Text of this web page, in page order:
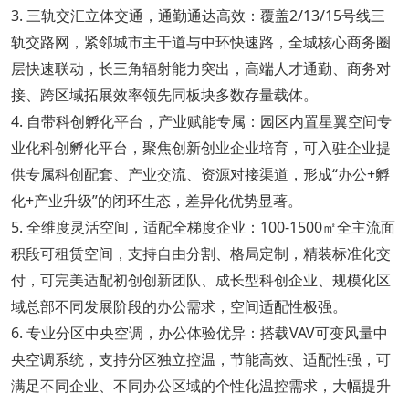
3. 三轨交汇立体交通，通勤通达高效：覆盖2/13/15号线三
轨交路网，紧邻城市主干道与中环快速路，全城核心商务圈
层快速联动，长三角辐射能力突出，高端人才通勤、商务对
接、跨区域拓展效率领先同板块多数存量载体。
4. 自带科创孵化平台，产业赋能专属：园区内置星翼空间专
业化科创孵化平台，聚焦创新创业企业培育，可入驻企业提
供专属科创配套、产业交流、资源对接渠道，形成“办公+孵
化+产业升级”的闭环生态，差异化优势显著。
5. 全维度灵活空间，适配全梯度企业：100-1500㎡全主流面
积段可租赁空间，支持自由分割、格局定制，精装标准化交
付，可完美适配初创创新团队、成长型科创企业、规模化区
域总部不同发展阶段的办公需求，空间适配性极强。
6. 专业分区中央空调，办公体验优异：搭载VAV可变风量中
央空调系统，支持分区独立控温，节能高效、适配性强，可
满足不同企业、不同办公区域的个性化温控需求，大幅提升